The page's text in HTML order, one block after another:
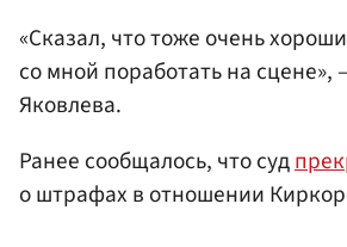
«Сказал, что тоже очень
со мной поработать на сцене»,
Яковлева.
Ранее сообщалось, что суд
о штрафах в отношении